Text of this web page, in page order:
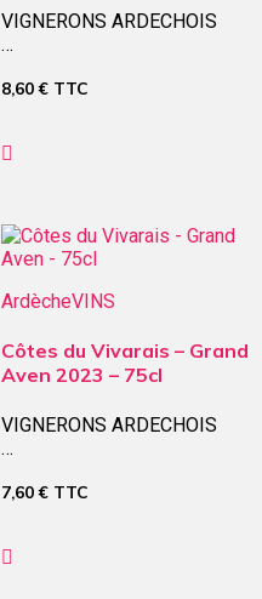
VIGNERONS ARDECHOIS
…
8,60€TTC
ArdècheVINS
Côtes du Vivarais – Grand
Aven 2023 – 75cl
VIGNERONS ARDECHOIS
…
7,60€TTC